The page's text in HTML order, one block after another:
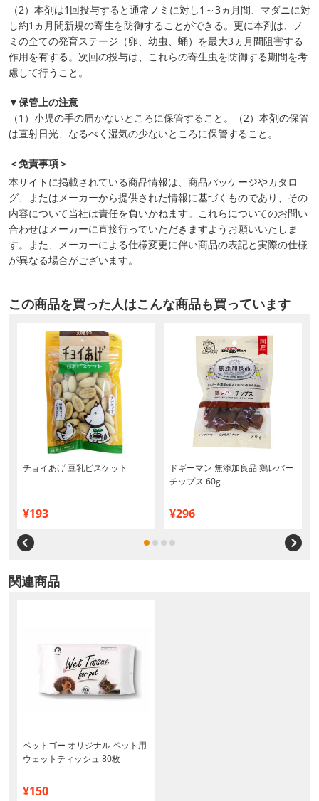
（2）本剤は1回投与すると通常ノミに対し1～3ヵ月間、マダニに対
し約1ヵ月間新規の寄生を防御することができる。更に本剤は、ノ
ミの全ての発育ステージ（卵、幼虫、蛹）を最大3ヵ月間阻害する
作用を有する。次回の投与は、これらの寄生虫を防御する期間を考
慮して行うこと。
▼保管上の注意
（1）小児の手の届かないところに保管すること。（2）本剤の保管
は直射日光、なるべく湿気の少ないところに保管すること。
＜免責事項＞
本サイトに掲載されている商品情報は、商品パッケージやカタロ
グ、またはメーカーから提供された情報に基づくものであり、その
内容について当社は責任を負いかねます。これらについてのお問い
合わせはメーカーに直接行っていただきますようお願いいたしま
す。また、メーカーによる仕様変更に伴い商品の表記と実際の仕様
が異なる場合がございます。
この商品を買った人はこんな商品も買っています
チョイあげ 豆乳ビスケット
¥193
ドギーマン 無添加良品 鶏レバー
チップス 60g
¥296
関連商品
ペットゴー オリジナル ペット用
ウェットティッシュ 80枚
¥150